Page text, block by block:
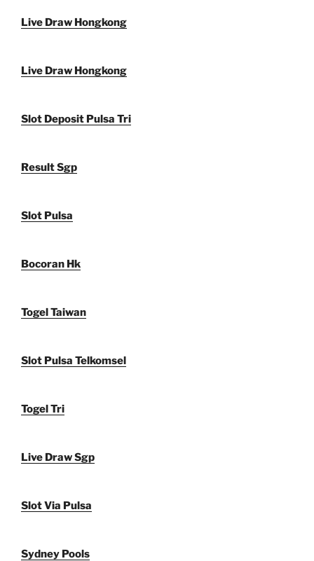
Live Draw Hongkong
Live Draw Hongkong
Slot Deposit Pulsa Tri
Result Sgp
Slot Pulsa
Bocoran Hk
Togel Taiwan
Slot Pulsa Telkomsel
Togel Tri
Live Draw Sgp
Slot Via Pulsa
Sydney Pools